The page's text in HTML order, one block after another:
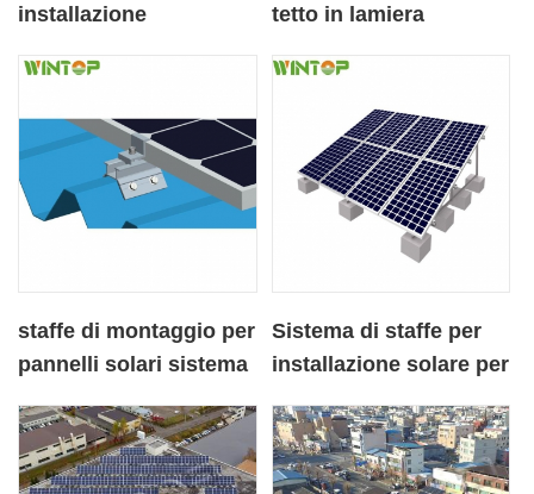
installazione
su tetto in lamiera
tetto in lamiera
solari
staffe di montaggio per
pannelli solari sistema
metallo
Sistema di staffe per
installazione solare per